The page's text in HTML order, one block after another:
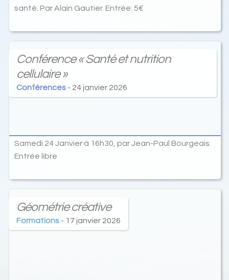
santé. Par Alain Gautier. Entrée: 5€
Conférence « Santé et nutrition
cellulaire »
Conférences- 24 janvier 2026
Samedi 24 Janvier à 16h30, par Jean-Paul Bourgeais.
Entrée libre
Géométrie créative
Formations- 17 janvier 2026